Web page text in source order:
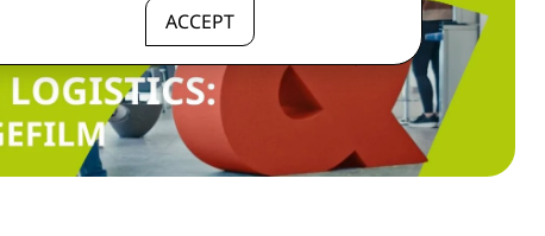
ACCEPT